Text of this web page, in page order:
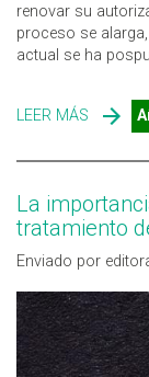
renovar su
proceso se
actual se ha
LEER MÁS
SU
La
tratamiento
Enviado por